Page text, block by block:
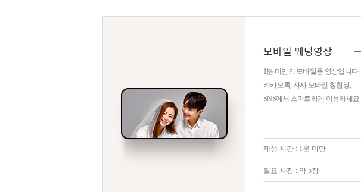
모바일 웨딩영상
1분 미만의 모바일용 영상입니다.
카카오톡, 자사 모바일 청첩장,
SNS에서 스마트하게 이용하세요.
재생 시간 : 1분 미만
필요 사진 : 약 5장